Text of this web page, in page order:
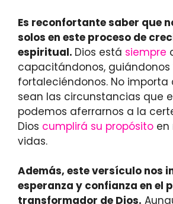
Es reconfortante saber que
solos en este proceso de
espiritual. Dios está siempre
capacitándonos, guiándonos
fortaleciéndonos. No
sean las circunstancias que
podemos aferrarnos a la
Dios cumplirá su propósito en
vidas.
Además, este versículo nos
esperanza y confianza en el
transformador de Dios.